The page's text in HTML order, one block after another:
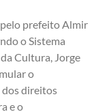
pelo prefeito Almir
o Sistema
Cultura, Jorge
o
dos direitos
e o